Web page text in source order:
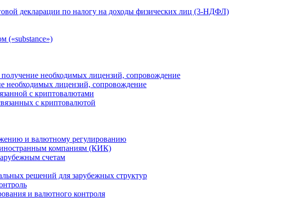
декларации по налогу на доходы физических лиц (3-НДФЛ)
(«substance»)
получение необходимых лицензий, сопровождение
необходимых лицензий, сопровождение
с криптовалютами
с криптовалютой
и валютному регулированию
компаниям (КИК)
счетам
решений для зарубежных структур
и валютного контроля